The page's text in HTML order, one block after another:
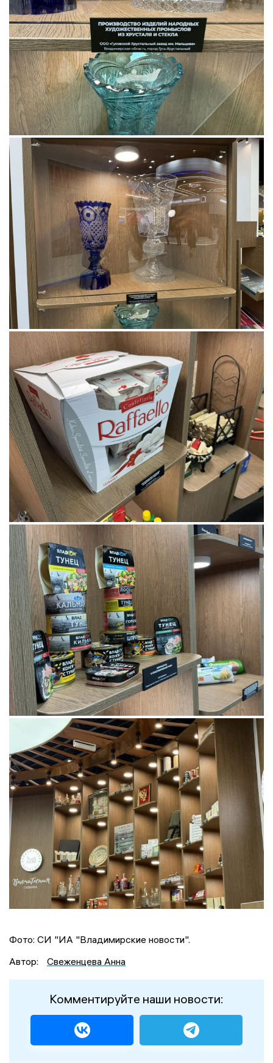
Фото: СИ "ИА "Владимирские новости".
Автор:
Свеженцева Анна
Комментируйте наши новости: